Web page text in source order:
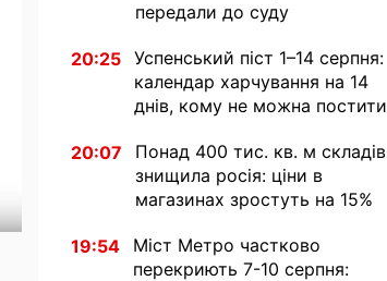
передали до суду
20:25 Успенський піст 1–14 серпня:
календар харчування на 14
днів, кому не можна постити
20:07
Понад 400 тис. кв. м складів
знищила росія: ціни в
магазинах зростуть на 15%
19:54
Міст Метро частково
перекриють 7-10 серпня: